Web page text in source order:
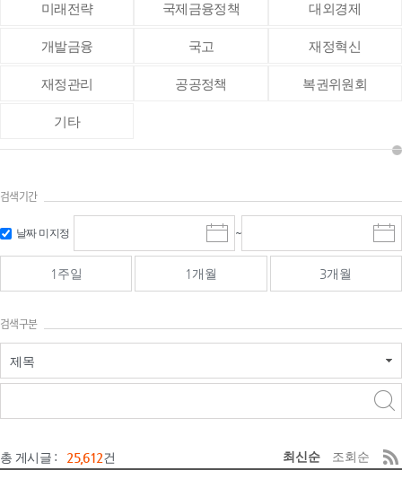
미래전략 국제금융정책 대외경제
개발금융 국고 재정혁신
재정관리 공공정책 복권위원회
기타
검색기간
날짜 미지정
시
작
일
선
~
종
료
선
1주일 1개월 3개월
검색구분
제목
총 게시글 : 25,612건 최신순 조회순